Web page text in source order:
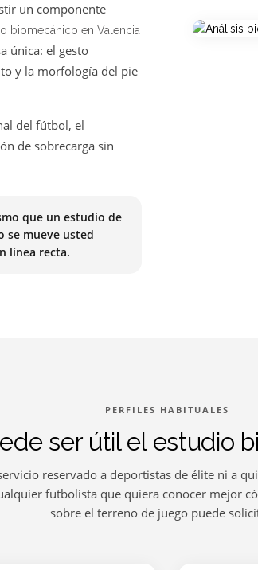
un componente
biomecánico en Valencia
única: el gesto
y la morfología del pie
del fútbol, el
de sobrecarga sin
que un estudio de
se mueve usted
línea recta.
PERFILES HABITUALES
ser útil el estudio
reservado a deportistas de élite ni a
futbolista que quiera conocer mejor
sobre el terreno de juego puede